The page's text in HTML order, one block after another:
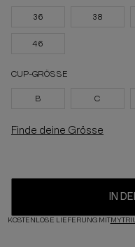
36 38
46
CUP-GRÖSSE
B C
Finde deine Grösse
IN
KOSTENLOSE LIEFERUNG MIT